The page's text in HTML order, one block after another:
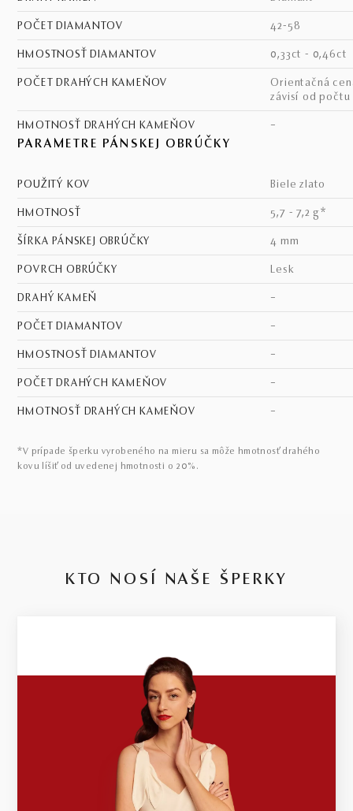
POČET DIAMANTOV 42-58
HMOSTNOSŤ DIAMANTOV 0,33ct - 0,46ct
POČET DRAHÝCH KAMEŇOV
Orientačná cena - cena
závisí od počtu
HMOTNOSŤ DRAHÝCH KAMEŇOV –
PARAMETRE PÁNSKEJ OBRÚČKY
POUŽITÝ KOV biele zlato
HMOTNOSŤ 5,7 - 7,2 g*
ŠÍRKA PÁNSKEJ OBRÚČKY 4 mm
POVRCH OBRÚČKY lesk
DRAHÝ KAMEŇ –
POČET DIAMANTOV –
HMOSTNOSŤ DIAMANTOV –
POČET DRAHÝCH KAMEŇOV –
HMOTNOSŤ DRAHÝCH KAMEŇOV –
*V prípade šperku vyrobeného na mieru sa môže hmotnosť drahého
kovu líšiť od uvedenej hmotnosti o 20%.
KTO NOSÍ NAŠE ŠPERKY